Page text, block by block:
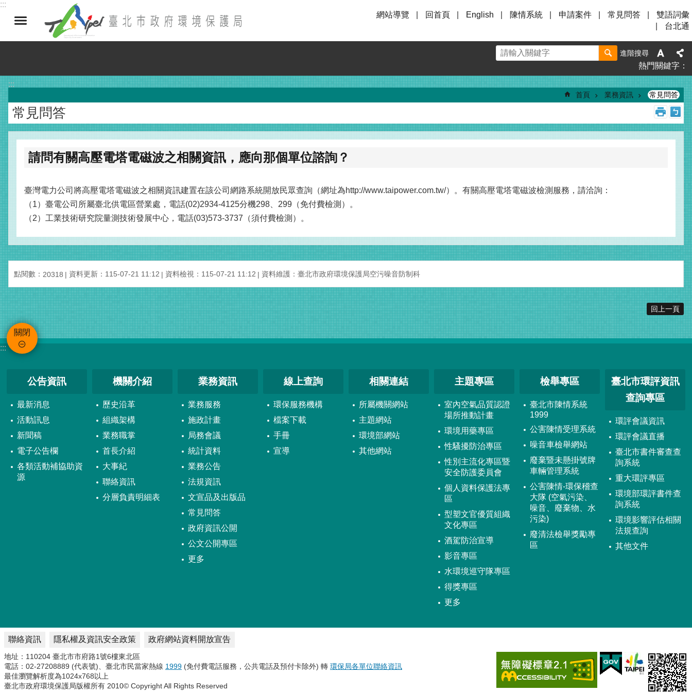
跳到主要內容區塊
:::
網站導覽
回首頁 English 陳情系統 申請案件 常見問答
雙語詞彙
台北通
進階搜尋
熱門關鍵字
:::
首頁 業務資訊 常見問答
常見問答
請問有關高壓電塔電磁波之相關資訊，應向那個單位諮詢？
臺灣電力公司將高壓電塔電磁波之相關資訊建置在該公司網路系統開放民眾查詢（網址為http://www.taipower.com.tw/）。有關高壓電塔電磁波檢測服務，請洽詢：
（1）臺電公司所屬臺北供電區營業處，電話(02)2934-4125分機298、299（免付費檢測）。
（2）工業技術研究院量測技術發展中心，電話(03)573-3737（須付費檢測）。
點閱數： 20318 資料更新：115-07-21 11:12 資料檢視：115-07-21 11:12 資料維護：臺北市政府環境保護局空污噪音防制科
回上一頁
關閉
:::
公告資訊
最新消息
活動訊息
新聞稿
電子公告欄
各類活動補協助資
源
機關介紹
歷史沿革
組織架構
業務職掌
首長介紹
大事紀
聯絡資訊
分層負責明細表
業務資訊
業務服務
施政計畫
局務會議
統計資料
業務公告
法規資訊
文宣品及出版品
常見問答
政府資訊公開
公文公開專區
更多
線上查詢
環保服務機構
檔案下載
手冊
宣導
相關連結
所屬機關網站
主題網站
環境部網站
其他網站
主題專區
室內空氣品質認證
場所推動計畫
環境用藥專區
性騷擾防治專區
性別主流化專區暨
安全防護委員會
個人資料保護法專
區
型塑文官優質組織
文化專區
酒駕防治宣導
影音專區
水環境巡守隊專區
得獎專區
更多
檢舉專區
臺北市陳情系統
1999
公害陳情受理系統
噪音車檢舉網站
廢棄暨未懸掛號牌
車輛管理系統
公害陳情-環保稽查
大隊 (空氣污染、
噪音、廢棄物、水
污染)
廢清法檢舉獎勵專
區
臺北市環評資訊
查詢專區
環評會議資訊
環評會議直播
臺北市書件審查查
詢系統
重大環評專區
環境部環評書件查
詢系統
環境影響評估相關
法規查詢
其他文件
聯絡資訊 隱私權及資訊安全政策 政府網站資料開放宣告
地址：110204 臺北市市府路1號6樓東北區
電話：02-27208889 (代表號)、臺北市民當家熱線 1999 (免付費電話服務，公共電話及預付卡除外) 轉 環保局各單位聯絡資訊
最佳瀏覽解析度為1024x768以上
臺北市政府環境保護局版權所有 2010© Copyright All Rights Reserved